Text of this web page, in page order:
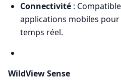
Connectivité :
applications mobiles
temps réel.
WildView Sense